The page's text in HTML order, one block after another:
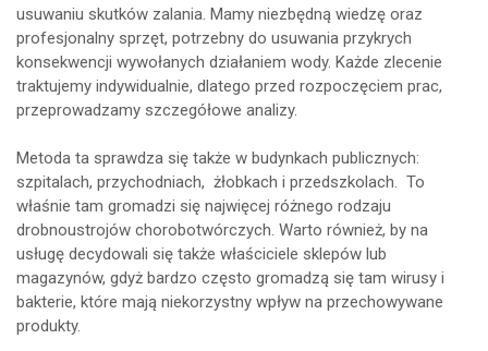
usuwaniu skutków zalania. Mamy niezbędną wiedzę oraz
profesjonalny sprzęt, potrzebny do usuwania przykrych
konsekwencji wywołanych działaniem wody. Każde zlecenie
traktujemy indywidualnie, dlatego przed rozpoczęciem prac,
przeprowadzamy szczegółowe analizy.
Metoda ta sprawdza się także w budynkach publicznych:
szpitalach, przychodniach, żłobkach i przedszkolach. To
właśnie tam gromadzi się najwięcej różnego rodzaju
drobnoustrojów chorobotwórczych. Warto również, by na
usługę decydowali się także właściciele sklepów lub
magazynów, gdyż bardzo często gromadzą się tam wirusy i
bakterie, które mają niekorzystny wpływ na przechowywane
produkty.